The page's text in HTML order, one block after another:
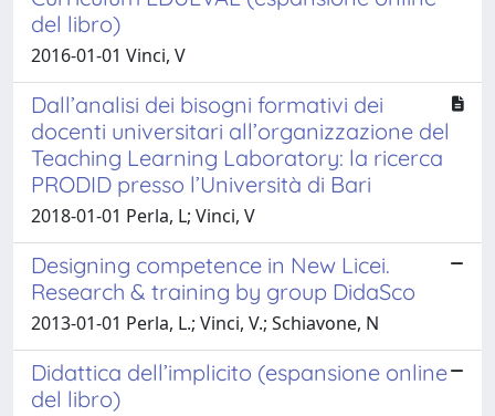
del libro)
2016-01-01 Vinci, V
Dall’analisi dei bisogni formativi dei
docenti universitari all’organizzazione del
Teaching Learning Laboratory: la ricerca
PRODID presso l’Università di Bari
2018-01-01 Perla, L; Vinci, V
Designing competence in New Licei.
Research & training by group DidaSco
2013-01-01 Perla, L.; Vinci, V.; Schiavone, N
Didattica dell’implicito (espansione online
del libro)